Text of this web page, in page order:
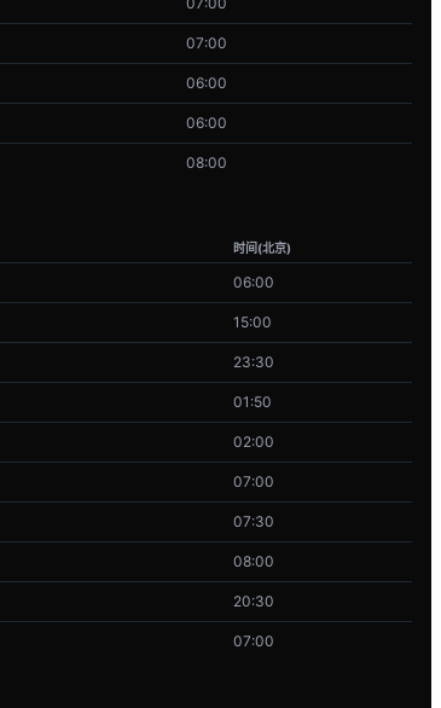
07:00
06:00
06:00
08:00
时间(北京)
06:00
15:00
23:30
01:50
02:00
07:00
07:30
08:00
20:30
07:00